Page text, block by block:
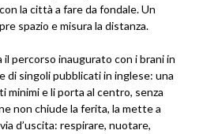
la città a fare da fondale. Un
spazio e misura la distanza.
il percorso inaugurato con i brani in
di singoli pubblicati in inglese: una
minimi e li porta al centro, senza
non chiude la ferita, la mette a
d’uscita: respirare, nuotare,